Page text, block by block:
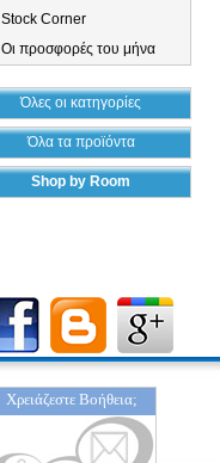
Stock Corner
Οι προσφορές του μήνα
Όλες οι κατηγορίες
Όλα τα προϊόντα
Shop by Room
Χρειάζεστε Βοήθεια;